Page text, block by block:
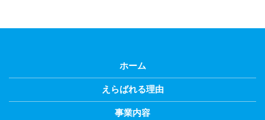
ホーム
えらばれる理由
事業内容